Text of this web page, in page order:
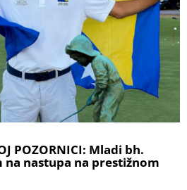
POZORNICI: Mladi bh.
nastupa na prestižnom